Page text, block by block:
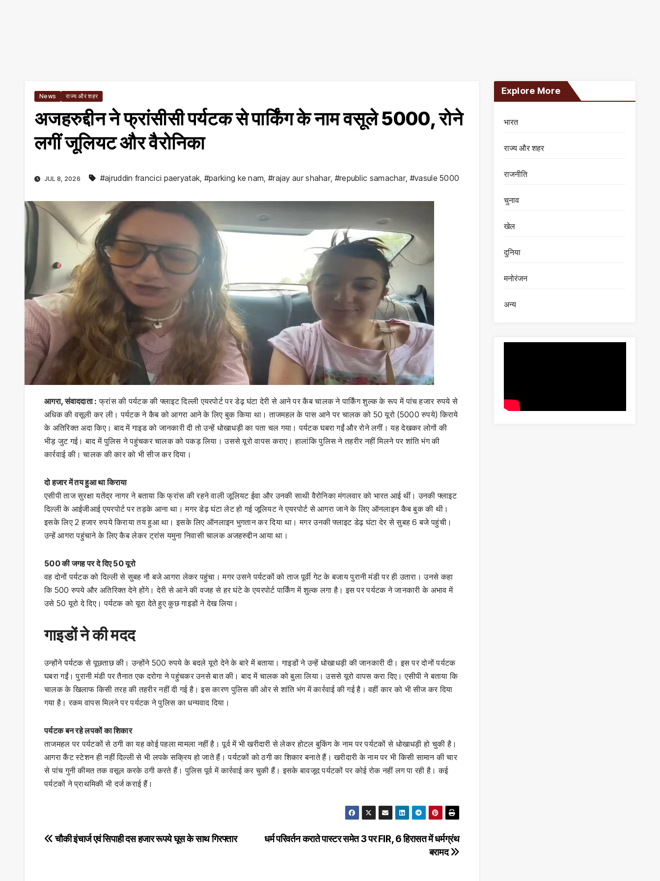
News राज्य और शहर
अजहरुद्दीन ने फ्रांसीसी पर्यटक से पार्किंग के नाम वसूले ₹5000, रोने
लगीं जूलियट और वैरोनिका
JUL 8, 2026 #ajruddin francici paeryatak, #parking ke nam, #rajay aur shahar, #republic samachar, #vasule 5000
आगरा, संवाददाता : फ्रांस की पर्यटक की फ्लाइट दिल्ली एयरपोर्ट पर डेढ़ घंटा देरी से आने पर कैब चालक ने पार्किंग शुल्क के रूप में पांच हजार रुपये से
अधिक की वसूली कर ली। पर्यटक ने कैब को आगरा आने के लिए बुक किया था। ताजमहल के पास आने पर चालक को 50 यूरो (5000 रुपये) किराये
के अतिरिक्त अदा किए। बाद में गाइड को जानकारी दी तो उन्हें धोखाधड़ी का पता चल गया। पर्यटक घबरा गईं और रोने लगीं। यह देखकर लोगों की
भीड़ जुट गई। बाद में पुलिस ने पहुंचकर चालक को पकड़ लिया। उससे यूरो वापस कराए। हालांकि पुलिस ने तहरीर नहीं मिलने पर शांति भंग की
कार्रवाई की। चालक की कार को भी सीज कर दिया।
दो हजार में तय हुआ था किराया
एसीपी ताज सुरक्षा यतेंद्र नागर ने बताया कि फ्रांस की रहने वाली जूलियट ईवा और उनकी साथी वैरोनिका मंगलवार को भारत आई थीं। उनकी फ्लाइट
दिल्ली के आईजीआई एयरपोर्ट पर तड़के आना था। मगर डेढ़ घंटा लेट हो गई जूलियट ने एयरपोर्ट से आगरा जाने के लिए ऑनलाइन कैब बुक की थी।
इसके लिए 2 हजार रुपये किराया तय हुआ था। इसके लिए ऑनलाइन भुगतान कर दिया था। मगर उनकी फ्लाइट डेढ़ घंटा देर से सुबह 6 बजे पहुंची।
उन्हें आगरा पहुंचाने के लिए कैब लेकर ट्रांस यमुना निवासी चालक अजहरुद्दीन आया था।
500 की जगह पर दे दिए 50 यूरो
वह दोनों पर्यटक को दिल्ली से सुबह नौ बजे आगरा लेकर पहुंचा। मगर उसने पर्यटकों को ताज पूर्वी गेट के बजाय पुरानी मंडी पर ही उतारा। उनसे कहा
कि 500 रुपये और अतिरिक्त देने होंगे। देरी से आने की वजह से हर घंटे के एयरपोर्ट पार्किंग में शुल्क लगा है। इस पर पर्यटक ने जानकारी के अभाव में
उसे 50 यूरो दे दिए। पर्यटक को यूरा देते हुए कुछ गाइडों ने देख लिया।
गाइडों ने की मदद
उन्होंने पर्यटक से पूछताछ की। उन्होंने 500 रुपये के बदले यूरो देने के बारे में बताया। गाइडों ने उन्हें धोखाधड़ी की जानकारी दी। इस पर दोनों पर्यटक
घबरा गईं। पुरानी मंडी पर तैनात एक दरोगा ने पहुंचकर उनसे बात की। बाद में चालक को बुला लिया। उससे यूरो वापस करा दिए। एसीपी ने बताया कि
चालक के खिलाफ किसी तरह की तहरीर नहीं दी गई है। इस कारण पुलिस की ओर से शांति भंग में कार्रवाई की गई है। वहीं कार को भी सीज कर दिया
गया है। रकम वापस मिलने पर पर्यटक ने पुलिस का धन्यवाद दिया।
पर्यटक बन रहे लपकों का शिकार
ताजमहल पर पर्यटकों से ठगी का यह कोई पहला मामला नहीं है। पूर्व में भी खरीदारी से लेकर होटल बुकिंग के नाम पर पर्यटकों से धोखाधड़ी हो चुकी है।
आगरा कैंट स्टेशन ही नहीं दिल्ली से भी लपके सक्रिय हो जाते हैं। पर्यटकों को ठगी का शिकार बनाते हैं। खरीदारी के नाम पर भी किसी सामान की चार
से पांच गुनी कीमत तक वसूल करके ठगी करते हैं। पुलिस पूर्व में कार्रवाई कर चुकी हैं। इसके बावजूद पर्यटकों पर कोई रोक नहीं लग पा रही है। कई
पर्यटकों ने प्राथमिकी भी दर्ज कराई हैं।
Post
धर्म परिवर्तन कराते पास्टर समेत 3 पर FIR, 6 हिरासत में धर्मग्रंथ
बरामद
चौकी इंचार्ज एवं सिपाही दस हजार रूपये घूस के साथ गिरफ्तार
Explore More
भारत
राज्य और शहर
राजनीति
चुनाव
खेल
दुनिया
मनोरंजन
अन्य